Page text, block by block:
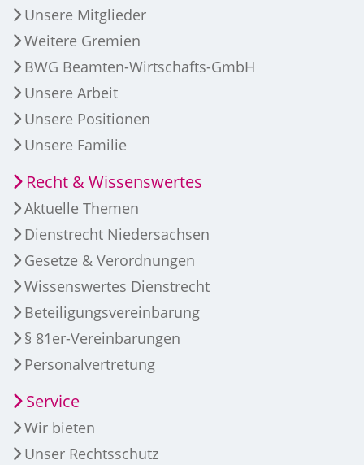
Unsere Mitglieder
Weitere Gremien
BWG Beamten-Wirtschafts-GmbH
Unsere Arbeit
Unsere Positionen
Unsere Familie
Recht & Wissenswertes
Aktuelle Themen
Dienstrecht Niedersachsen
Gesetze & Verordnungen
Wissenswertes Dienstrecht
Beteiligungsvereinbarung
§ 81er-Vereinbarungen
Personalvertretung
Service
Wir bieten
Unser Rechtsschutz